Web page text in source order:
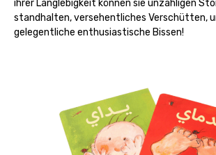
ihrer Langlebigkeit können sie unzähligen
standhalten, versehentliches Verschütten,
gelegentliche enthusiastische Bissen!